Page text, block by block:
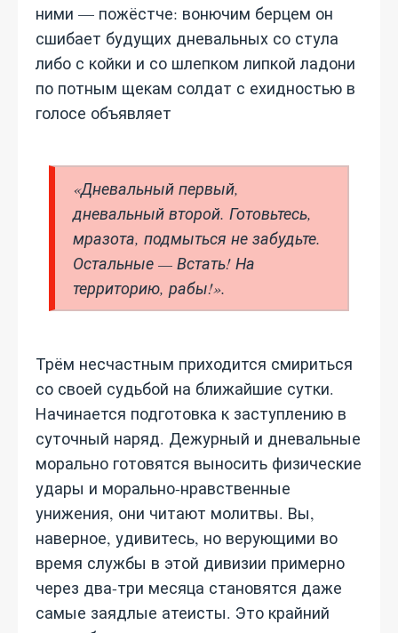
ними — пожёстче: вонючим берцем он
сшибает будущих дневальных со стула
либо с койки и со шлепком липкой ладони
по потным щекам солдат с ехидностью в
голосе объявляет
«Дневальный первый,
дневальный второй. Готовьтесь,
мразота, подмыться не забудьте.
Остальные — Встать! На
территорию, рабы!».
Трём несчастным приходится смириться
со своей судьбой на ближайшие сутки.
Начинается подготовка к заступлению в
суточный наряд. Дежурный и дневальные
морально готовятся выносить физические
удары и морально-нравственные
унижения, они читают молитвы. Вы,
наверное, удивитесь, но верующими во
время службы в этой дивизии примерно
через два-три месяца становятся даже
самые заядлые атеисты. Это крайний